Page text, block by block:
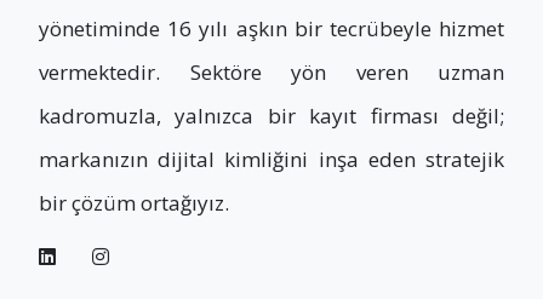
yönetiminde 16 yılı aşkın bir tecrübeyle hizmet
vermektedir. Sektöre yön veren uzman
kadromuzla, yalnızca bir kayıt firması değil;
markanızın dijital kimliğini inşa eden stratejik
bir çözüm ortağıyız.